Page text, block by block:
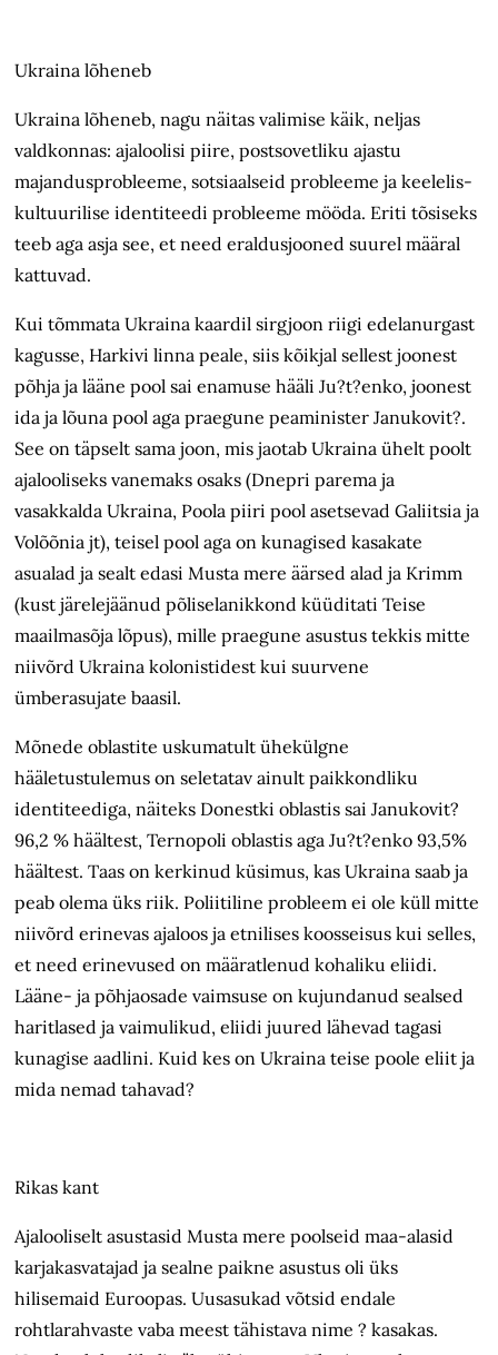
Ukraina lõheneb
Ukraina lõheneb, nagu näitas valimise käik, neljas
valdkonnas: ajaloolisi piire, postsovetliku ajastu
majandusprobleeme, sotsiaalseid probleeme ja keelelis-
kultuurilise identiteedi probleeme mööda. Eriti tõsiseks
teeb aga asja see, et need eraldusjooned suurel määral
kattuvad.
Kui tõmmata Ukraina kaardil sirgjoon riigi edelanurgast
kagusse, Harkivi linna peale, siis kõikjal sellest joonest
põhja ja lääne pool sai enamuse hääli Ju?t?enko, joonest
ida ja lõuna pool aga praegune peaminister Janukovit?.
See on täpselt sama joon, mis jaotab Ukraina ühelt poolt
ajalooliseks vanemaks osaks (Dnepri parema ja
vasakkalda Ukraina, Poola piiri pool asetsevad Galiitsia ja
Volõõnia jt), teisel pool aga on kunagised kasakate
asualad ja sealt edasi Musta mere äärsed alad ja Krimm
(kust järelejäänud põliselanikkond küüditati Teise
maailmasõja lõpus), mille praegune asustus tekkis mitte
niivõrd Ukraina kolonistidest kui suurvene
ümberasujate baasil.
Mõnede oblastite uskumatult ühekülgne
hääletustulemus on seletatav ainult paikkondliku
identiteediga, näiteks Donestki oblastis sai Janukovit?
96,2 % häältest, Ternopoli oblastis aga Ju?t?enko 93,5%
häältest. Taas on kerkinud küsimus, kas Ukraina saab ja
peab olema üks riik. Poliitiline probleem ei ole küll mitte
niivõrd erinevas ajaloos ja etnilises koosseisus kui selles,
et need erinevused on määratlenud kohaliku eliidi.
Lääne- ja põhjaosade vaimsuse on kujundanud sealsed
haritlased ja vaimulikud, eliidi juured lähevad tagasi
kunagise aadlini. Kuid kes on Ukraina teise poole eliit ja
mida nemad tahavad?
Rikas kant
Ajalooliselt asustasid Musta mere poolseid maa-alasid
karjakasvatajad ja sealne paikne asustus oli üks
hilisemaid Euroopas. Uusasukad võtsid endale
rohtlarahvaste vaba meest tähistava nime ? kasakas.